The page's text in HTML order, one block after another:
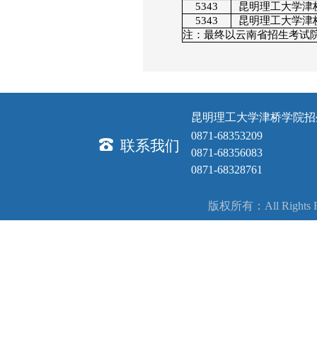
5343
昆明理工大学津
5343
昆明理工大学津
注：最终以云南省招生考试
联系我们
昆明理工大学津桥学院
0871-68353209
0871-68356083
0871-68328761
版权所有：All Rights